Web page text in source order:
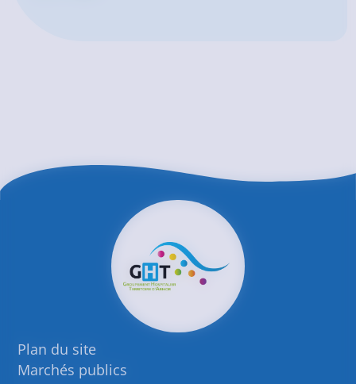
Plan du site
Marchés publics